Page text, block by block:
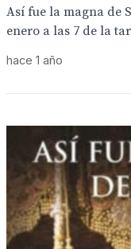
Así fue la magna de
enero a las 7 de la
hace 1 año